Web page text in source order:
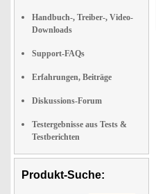
Handbuch-, Treiber-, Video-
Downloads
Support-FAQs
Erfahrungen, Beiträge
Diskussions-Forum
Testergebnisse aus Tests &
Testberichten
Produkt-Suche: